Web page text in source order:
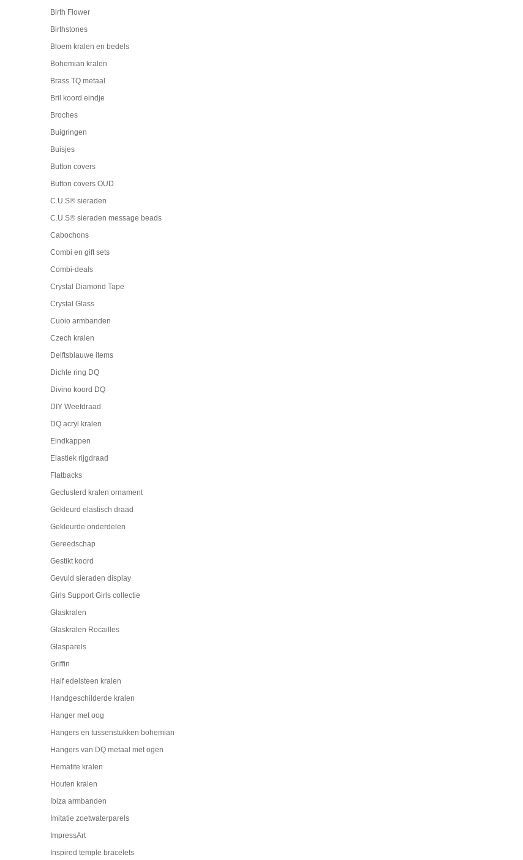
Birth Flower
Birthstones
Bloem kralen en bedels
Bohemian kralen
Brass TQ metaal
Bril koord eindje
Broches
Buigringen
Buisjes
Button covers
Button covers OUD
C.U.S® sieraden
C.U.S® sieraden message beads
Cabochons
Combi en gift sets
Combi-deals
Crystal Diamond Tape
Crystal Glass
Cuoio armbanden
Czech kralen
Delftsblauwe items
Dichte ring DQ
Divino koord DQ
DIY Weefdraad
DQ acryl kralen
Eindkappen
Elastiek rijgdraad
Flatbacks
Geclusterd kralen ornament
Gekleurd elastisch draad
Gekleurde onderdelen
Gereedschap
Gestikt koord
Gevuld sieraden display
Girls Support Girls collectie
Glaskralen
Glaskralen Rocailles
Glasparels
Griffin
Half edelsteen kralen
Handgeschilderde kralen
Hanger met oog
Hangers en tussenstukken bohemian
Hangers van DQ metaal met ogen
Hematite kralen
Houten kralen
Ibiza armbanden
Imitatie zoetwaterparels
ImpressArt
Inspired temple bracelets